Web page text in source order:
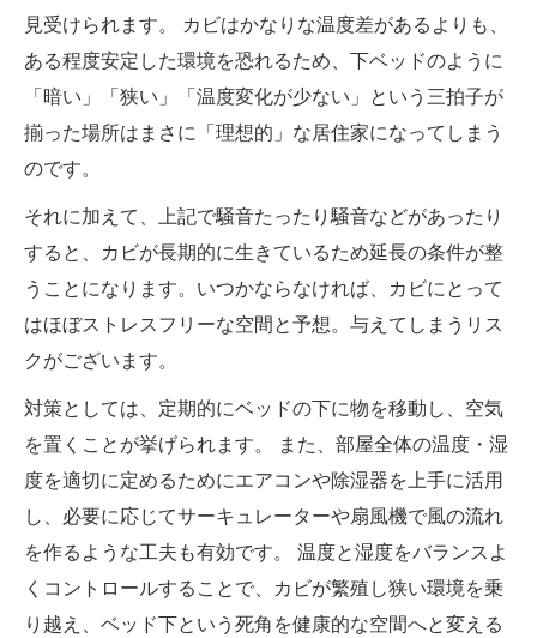
見受けられます。 カビはかなりな温度差があるよりも、
ある程度安定した環境を恐れるため、下ベッドのように
「暗い」「狭い」「温度変化が少ない」という三拍子が
揃った場所はまさに「理想的」な居住家になってしまう
のです。
それに加えて、上記で騒音たったり騒音などがあったり
すると、カビが長期的に生きているため延長の条件が整
うことになります。いつかならなければ、カビにとって
はほぼストレスフリーな空間と予想。与えてしまうリス
クがございます。
対策としては、定期的にベッドの下に物を移動し、空気
を置くことが挙げられます。 また、部屋全体の温度・湿
度を適切に定めるためにエアコンや除湿器を上手に活用
し、必要に応じてサーキュレーターや扇風機で風の流れ
を作るような工夫も有効です。 温度と湿度をバランスよ
くコントロールすることで、カビが繁殖し狭い環境を乗
り越え、ベッド下という死角を健康的な空間へと変える